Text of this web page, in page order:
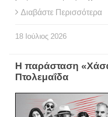
Διαβάστε Περισσότερα
18 Ιούλιος 2026
Η παράσταση
Πτολεμαΐδα